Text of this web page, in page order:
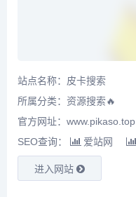
站点名称：皮卡搜索
所属分类： 资源搜索🔥
官方网址：www.pikaso.top
SEO查询：
爱站网
进入网站